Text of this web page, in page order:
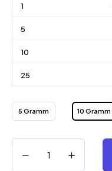
1
5
10
25
5 Gramm 10 Gramm